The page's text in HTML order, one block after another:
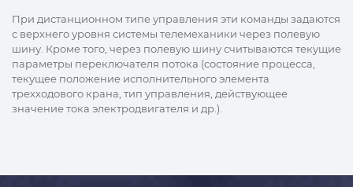
При дистанционном типе управления эти команды задаются
с верхнего уровня системы телемеханики через полевую
шину. Кроме того, через полевую шину считываются текущие
параметры переключателя потока (состояние процесса,
текущее положение исполнительного элемента
трехходового крана, тип управления, действующее
значение тока электродвигателя и др.).